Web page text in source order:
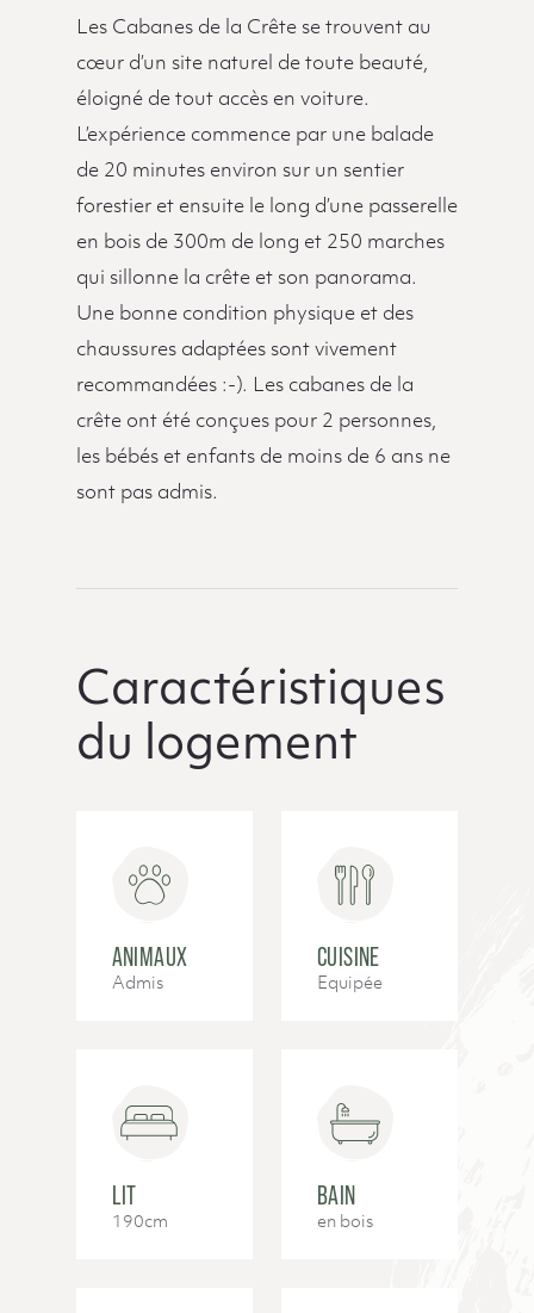
Les Cabanes de la Crête se trouvent au
cœur d’un site naturel de toute beauté,
éloigné de tout accès en voiture.
L’expérience commence par une balade
de 20 minutes environ sur un sentier
forestier et ensuite le long d’une passerelle
en bois de 300m de long et 250 marches
qui sillonne la crête et son panorama.
Une bonne condition physique et des
chaussures adaptées sont vivement
recommandées :-). Les cabanes de la
crête ont été conçues pour 2 personnes,
les bébés et enfants de moins de 6 ans ne
sont pas admis.
Caractéristiques
du logement
ANIMAUX
Admis
CUISINE
Equipée
LIT
190cm
BAIN
en bois